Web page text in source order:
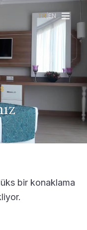
TR|EN
bir konaklama